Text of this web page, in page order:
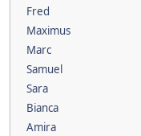
Fred
Maximus
Marc
Samuel
Sara
Bianca
Amira